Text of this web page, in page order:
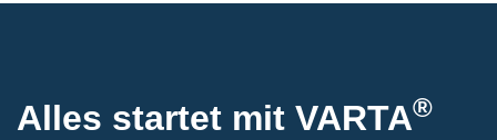
Alles startet mit VARTA®